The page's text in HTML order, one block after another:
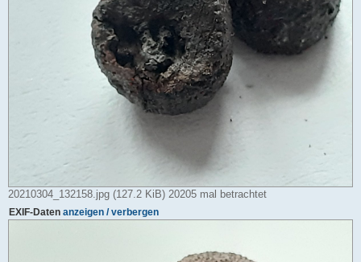
20210304_132158.jpg (127.2 KiB) 20205 mal betrachtet
EXIF-Daten anzeigen / verbergen